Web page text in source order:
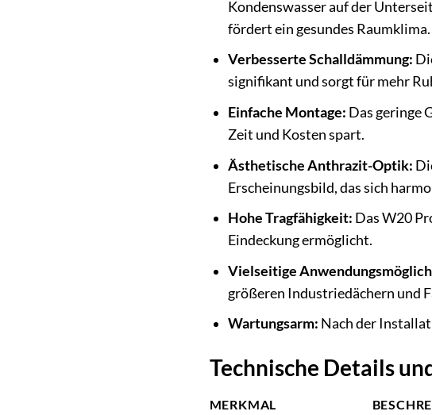
Kondenswasser auf der
fördert ein gesundes Raumklima.
Verbesserte Schalldämmung:
signifikant und sorgt für mehr
Einfache Montage: Das geringe
Zeit und Kosten spart.
Ästhetische Anthrazit-Optik:
Erscheinungsbild, das sich
Hohe Tragfähigkeit: Das W20
Eindeckung ermöglicht.
Vielseitige
größeren Industriedächern und
Wartungsarm: Nach der
Technische Details
MERKMAL